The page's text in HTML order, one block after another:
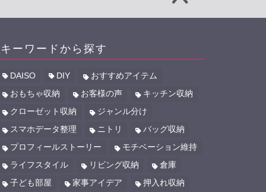
キーワードから探す
DAISO DIY
おすすめアイテム
おもちゃ収納
お客様の声
キッチン収納
クローゼット収納
ジャンル分け
スマホデータ整理
ニトリ
バッグ収納
プロフィールストーリー
モチベーション維持
ライフスタイル
リビング収納
倉庫
子ども部屋
家事アイデア
押入れ収納